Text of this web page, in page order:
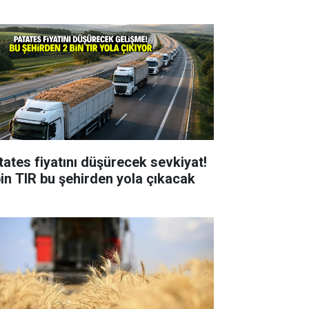
fiyatını düşürecek sevkiyat!
TIR bu şehirden yola çıkacak